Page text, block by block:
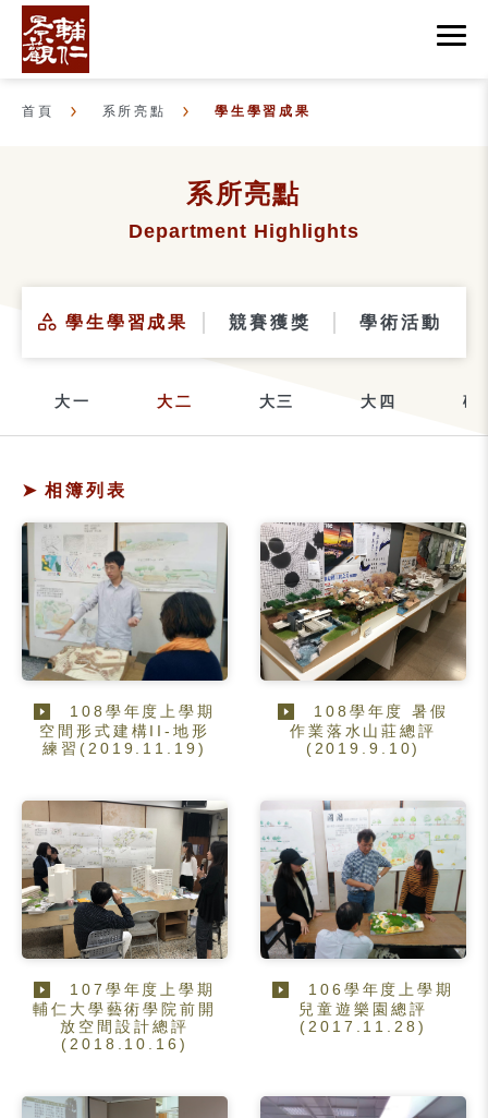
首頁 系所亮點 學生學習成果
系所亮點
Department Highlights
學生學習成果 競賽獲獎 學術活動
大一 大二 大三 大四 碩
相簿列表
108學年度上學期
空間形式建構II-地形
練習(2019.11.19)
108學年度 暑假
作業落水山莊總評
(2019.9.10)
107學年度上學期
輔仁大學藝術學院前開
放空間設計總評
(2018.10.16)
106學年度上學期
兒童遊樂園總評
(2017.11.28)